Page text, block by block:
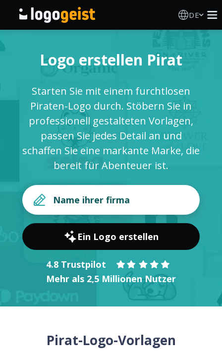
DE
KI Logo Generator
Logo Ideen
Druckprodukte
Über
ANMELDEN
Logo erstellen Pirat
Starten Sie mit einem furchtlosen
Piraten-Logo durch. Stöbern Sie in
professionell gestalteten Vorlagen,
passen Sie jedes Detail an und
schaffen Sie eine markante Marke, die
bereit für Abenteuer ist.
Ein Logo erstellen
4.8 Trustpilot
Mehr als 2,5 Millionen Nutzer
Pirat-Logo-Vorlagen